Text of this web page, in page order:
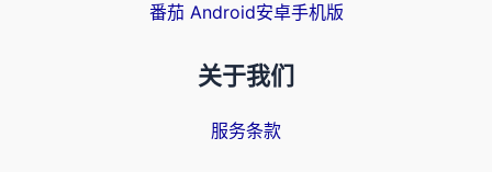
番茄 Android安卓手机版
关于我们
服务条款